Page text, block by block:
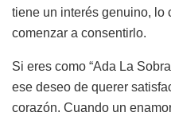
tiene un interés genuino, lo
comenzar a consentirlo.
Si eres como “Ada La
ese deseo de querer
corazón. Cuando un